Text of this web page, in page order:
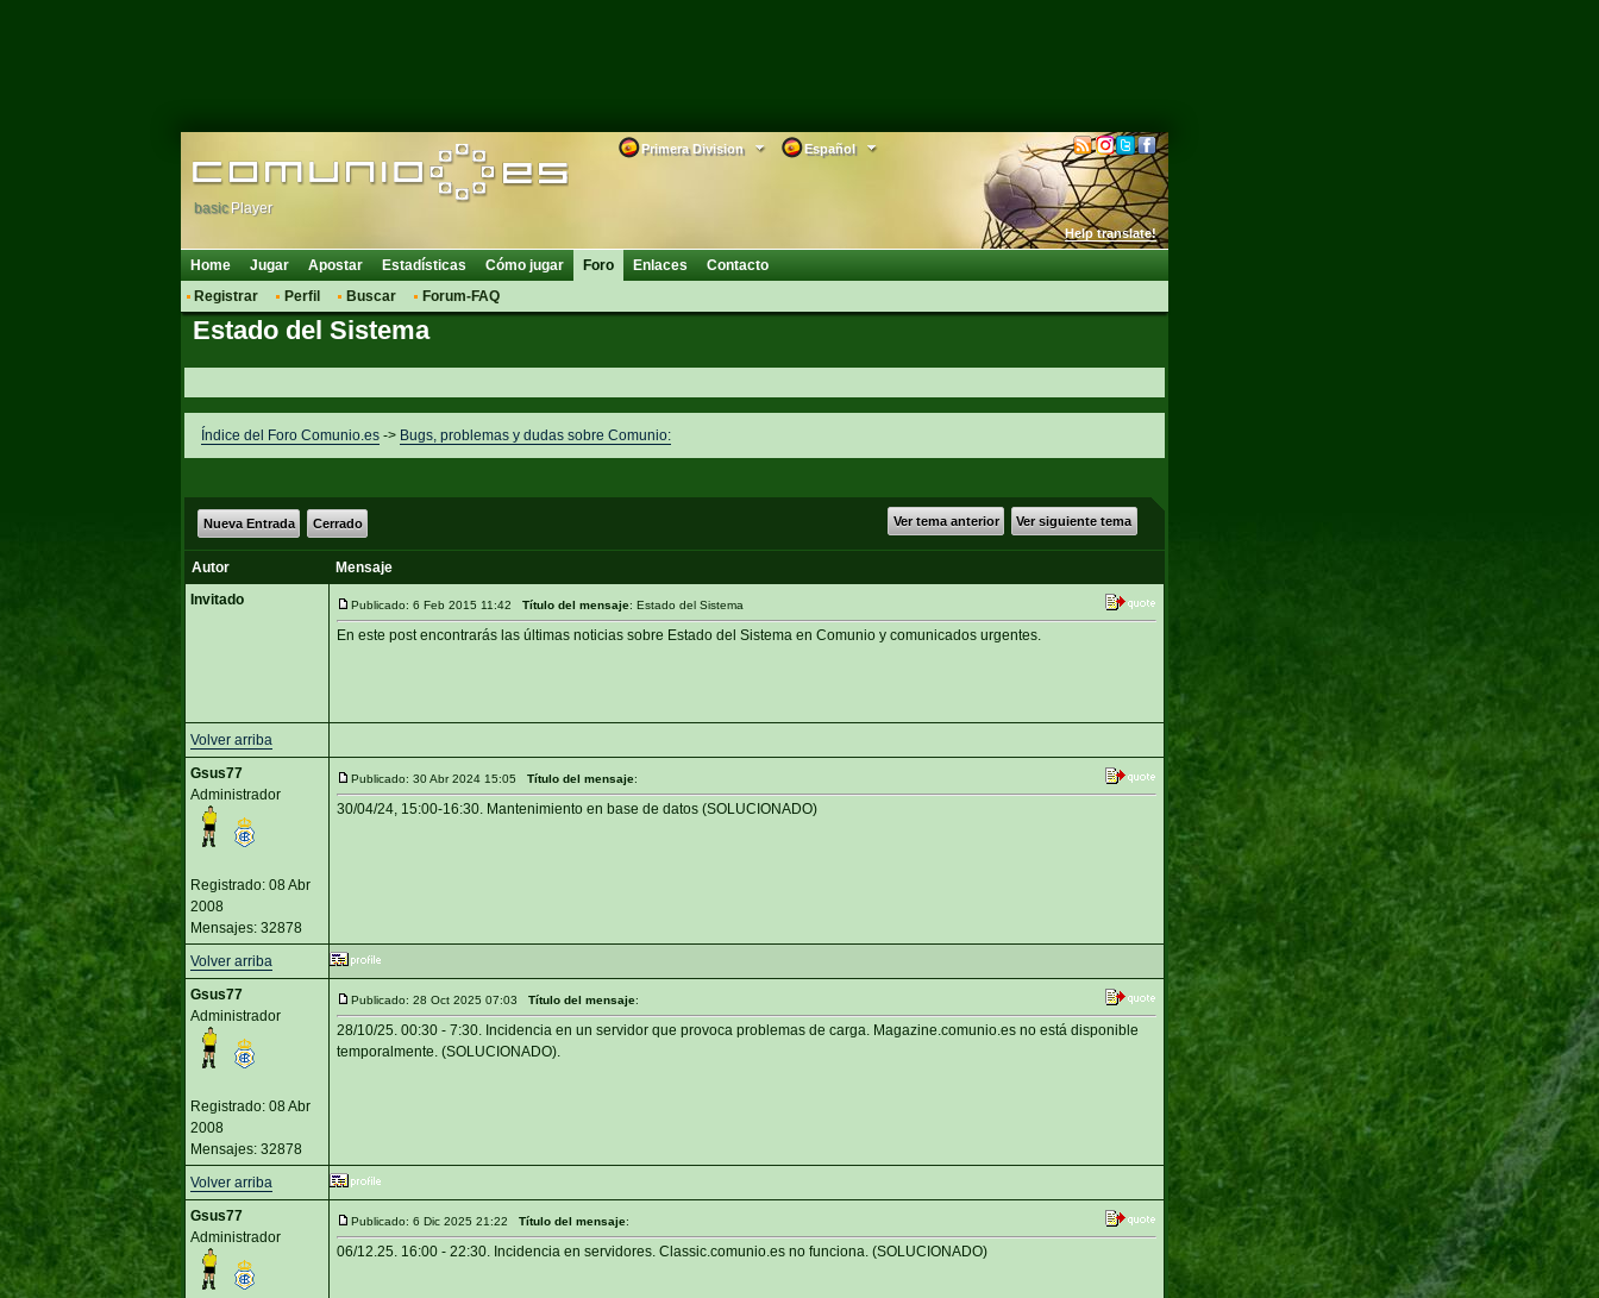
Español
Primera Division
Help translate!
basic Player
Home Jugar Apostar Estadísticas Cómo jugar
Foro
Registrar
Perfil Buscar Forum-FAQ
Enlaces Contacto
Estado del Sistema
Índice del Foro Comunio.es-> Bugs, problemas y dudas sobre Comunio:
Ver tema anterior Ver siguiente tema
Nueva Entrada Cerrado
Autor
Mensaje
Invitado
Publicado: 6 Feb 2015 11:42 Título del mensaje: Estado del Sistema
En este post encontrarás las últimas noticias sobre Estado del Sistema en Comunio y comunicados urgentes.
Volver arriba
Gsus77
Administrador
Registrado: 08 Abr
2008
Mensajes: 32878
Publicado: 30 Abr 2024 15:05 Título del mensaje:
30/04/24, 15:00-16:30. Mantenimiento en base de datos (SOLUCIONADO)
Volver arriba
Gsus77
Administrador
Registrado: 08 Abr
2008
Mensajes: 32878
Publicado: 28 Oct 2025 07:03 Título del mensaje:
28/10/25. 00:30 - 7:30. Incidencia en un servidor que provoca problemas de carga. Magazine.comunio.es no está disponible
temporalmente. (SOLUCIONADO).
Volver arriba
Gsus77
Administrador
Publicado: 6 Dic 2025 21:22 Título del mensaje:
06/12.25. 16:00 - 22:30. Incidencia en servidores. Classic.comunio.es no funciona. (SOLUCIONADO)